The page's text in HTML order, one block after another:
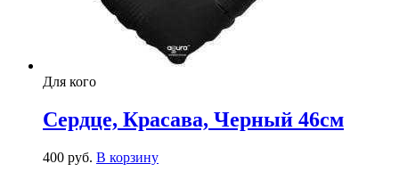
Для кого
Сердце, Красава, Черный 46см
400 руб. В корзину